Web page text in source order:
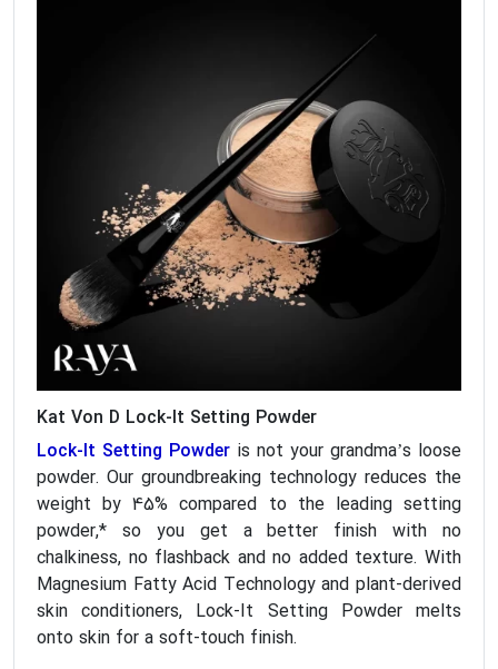
Kat Von D Lock-It Setting Powder
Lock-It Setting Powder is not your grandma’s loose
powder. Our groundbreaking technology reduces the
weight by 45% compared to the leading setting
powder,* so you get a better finish with no
chalkiness, no flashback and no added texture. With
Magnesium Fatty Acid Technology and plant-derived
skin conditioners, Lock-It Setting Powder melts
onto skin for a soft-touch finish.